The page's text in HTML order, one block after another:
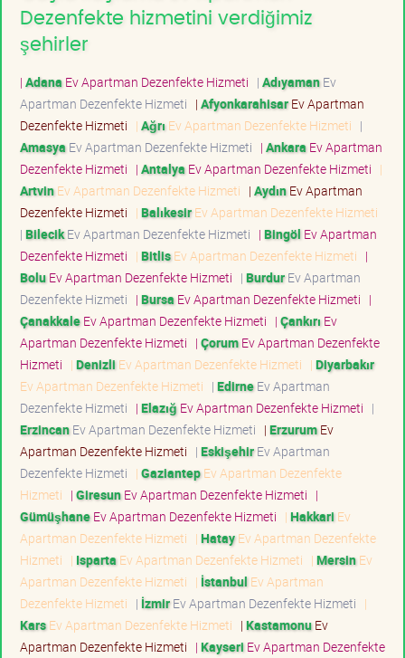
Dezenfekte hizmetini verdiğimiz
şehirler
| Adana Ev Apartman Dezenfekte Hizmeti | AdıyamanEv
Apartman Dezenfekte Hizmeti | AfyonkarahisarEv Apartman
Dezenfekte Hizmeti | Ağrı Ev Apartman Dezenfekte Hizmeti |
Amasya Ev Apartman Dezenfekte Hizmeti | Ankara Ev Apartman
Dezenfekte Hizmeti | Antalya Ev Apartman Dezenfekte Hizmeti |
ArtvinEv Apartman Dezenfekte Hizmeti | AydınEv Apartman
Dezenfekte Hizmeti | BalıkesirEv Apartman Dezenfekte Hizmeti
| BilecikEv Apartman Dezenfekte Hizmeti | Bingöl Ev Apartman
Dezenfekte Hizmeti | BitlisEv Apartman Dezenfekte Hizmeti |
BoluEv Apartman Dezenfekte Hizmeti | BurdurEv Apartman
Dezenfekte Hizmeti | Bursa Ev Apartman Dezenfekte Hizmeti |
ÇanakkaleEv Apartman Dezenfekte Hizmeti | Çankırı Ev
Apartman Dezenfekte Hizmeti | ÇorumEv Apartman Dezenfekte
Hizmeti | Denizli Ev Apartman Dezenfekte Hizmeti | Diyarbakır
Ev Apartman Dezenfekte Hizmeti | EdirneEv Apartman
Dezenfekte Hizmeti | Elazığ Ev Apartman Dezenfekte Hizmeti |
ErzincanEv Apartman Dezenfekte Hizmeti | ErzurumEv
Apartman Dezenfekte Hizmeti | EskişehirEv Apartman
Dezenfekte Hizmeti | GaziantepEv Apartman Dezenfekte
Hizmeti | GiresunEv Apartman Dezenfekte Hizmeti |
GümüşhaneEv Apartman Dezenfekte Hizmeti | Hakkari Ev
Apartman Dezenfekte Hizmeti | HatayEv Apartman Dezenfekte
Hizmeti | Isparta Ev Apartman Dezenfekte Hizmeti | MersinEv
Apartman Dezenfekte Hizmeti | İstanbul Ev Apartman
Dezenfekte Hizmeti | İzmirEv Apartman Dezenfekte Hizmeti |
KarsEv Apartman Dezenfekte Hizmeti | KastamonuEv
Apartman Dezenfekte Hizmeti | Kayseri Ev Apartman Dezenfekte